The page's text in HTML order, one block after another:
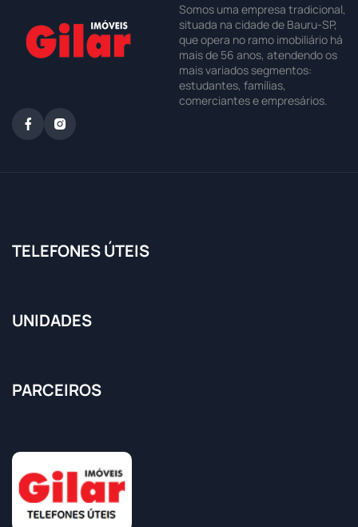
Somos uma empresa tradicional,
situada na cidade de Bauru-SP,
que opera no ramo imobiliário há
mais de 56 anos, atendendo os
mais variados segmentos:
estudantes, famílias,
comerciantes e empresários.
TELEFONES ÚTEIS
UNIDADES
PARCEIROS